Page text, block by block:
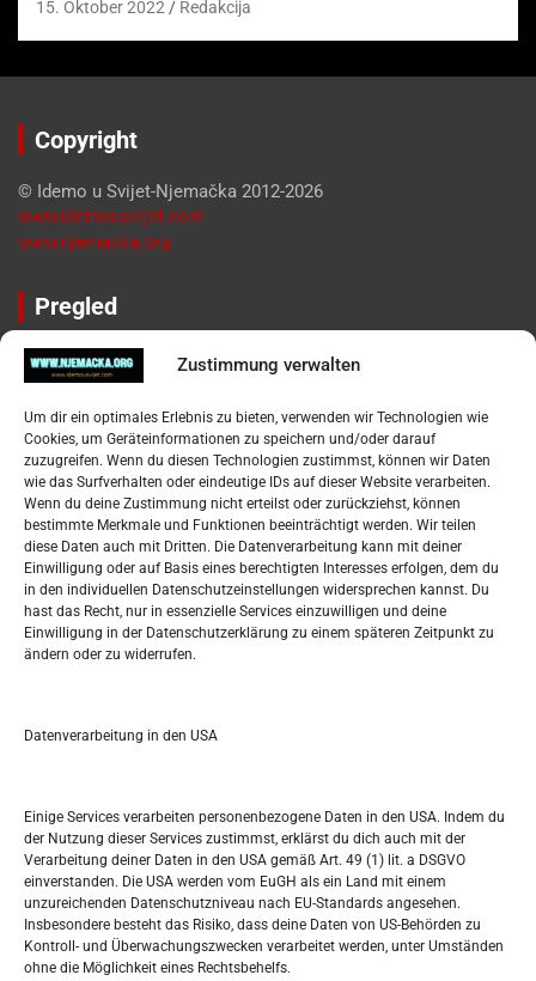
Zustimmung verwalten
Um dir ein optimales Erlebnis zu bieten, verwenden wir Technologien wie
Cookies, um Geräteinformationen zu speichern und/oder darauf
zuzugreifen. Wenn du diesen Technologien zustimmst, können wir Daten
wie das Surfverhalten oder eindeutige IDs auf dieser Website verarbeiten.
Wenn du deine Zustimmung nicht erteilst oder zurückziehst, können
bestimmte Merkmale und Funktionen beeinträchtigt werden. Wir teilen
diese Daten auch mit Dritten. Die Datenverarbeitung kann mit deiner
Einwilligung oder auf Basis eines berechtigten Interesses erfolgen, dem du
in den individuellen Datenschutzeinstellungen widersprechen kannst. Du
hast das Recht, nur in essenzielle Services einzuwilligen und deine
Einwilligung in der Datenschutzerklärung zu einem späteren Zeitpunkt zu
ändern oder zu widerrufen.
Datenverarbeitung in den USA
Einige Services verarbeiten personenbezogene Daten in den USA. Indem du
der Nutzung dieser Services zustimmst, erklärst du dich auch mit der
Verarbeitung deiner Daten in den USA gemäß Art. 49 (1) lit. a DSGVO
einverstanden. Die USA werden vom EuGH als ein Land mit einem
unzureichenden Datenschutzniveau nach EU-Standards angesehen.
Insbesondere besteht das Risiko, dass deine Daten von US-Behörden zu
Kontroll- und Überwachungszwecken verarbeitet werden, unter Umständen
ohne die Möglichkeit eines Rechtsbehelfs.
15. Oktober 2022 Redakcija
Copyright
© Idemo u Svijet-Njemačka 2012-2026
www.idemousvijet.com
www.njemacka.org
Pregled
Impressum
Datenschutzerklärung
Widerufsbelehrung
Oglašavanje / Postavite svoj oglas
Tko je “Idemo u Svijet – Njemačka?
Pretražite stranicu:
S
e
a
h
M D M D F S S
1
3 4 5 6 7 8
10 11 12 13 14 15 16